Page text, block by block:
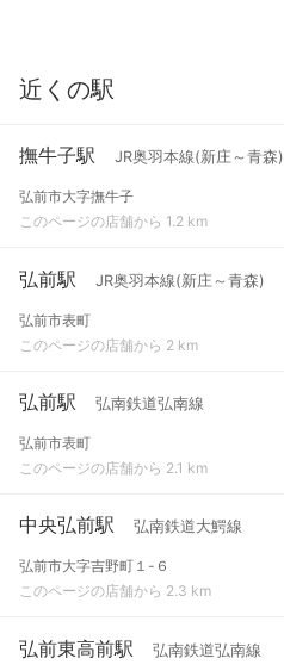
近くの駅
撫牛子駅 JR奥羽本線(新庄～青森)
弘前市大字撫牛子
このページの店舗から 1.2 km
弘前駅 JR奥羽本線(新庄～青森)
弘前市表町
このページの店舗から 2 km
弘前駅 弘南鉄道弘南線
弘前市表町
このページの店舗から 2.1 km
中央弘前駅 弘南鉄道大鰐線
弘前市大字吉野町１-６
このページの店舗から 2.3 km
弘前東高前駅 弘南鉄道弘南線